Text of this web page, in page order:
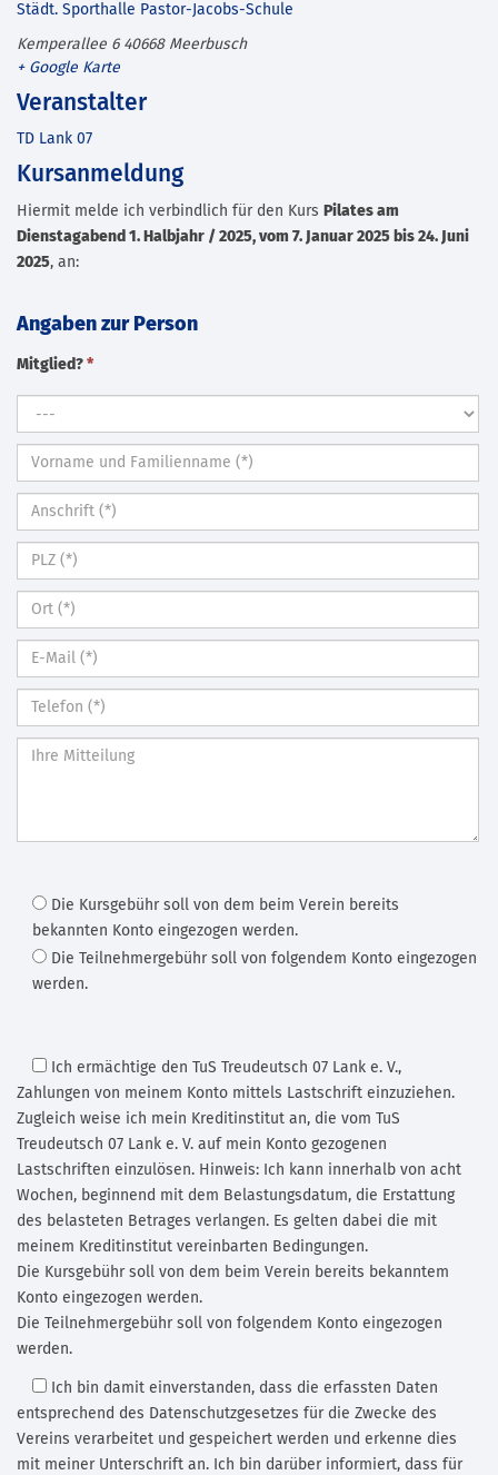
Städt. Sporthalle Pastor-Jacobs-Schule
Kemperallee 6 40668 Meerbusch
+ Google Karte
Veranstalter
TD Lank 07
Kursanmeldung
Hiermit melde ich verbindlich für den Kurs Pilates am
Dienstagabend 1. Halbjahr / 2025, vom 7. Januar 2025 bis 24. Juni
2025, an:
Angaben zur Person
Mitglied? *
Die Kursgebühr soll von dem beim Verein bereits
bekannten Konto eingezogen werden.
Die Teilnehmergebühr soll von folgendem Konto eingezogen
werden.
Ich ermächtige den TuS Treudeutsch 07 Lank e. V.,
Zahlungen von meinem Konto mittels Lastschrift einzuziehen.
Zugleich weise ich mein Kreditinstitut an, die vom TuS
Treudeutsch 07 Lank e. V. auf mein Konto gezogenen
Lastschriften einzulösen. Hinweis: Ich kann innerhalb von acht
Wochen, beginnend mit dem Belastungsdatum, die Erstattung
des belasteten Betrages verlangen. Es gelten dabei die mit
meinem Kreditinstitut vereinbarten Bedingungen.
Die Kursgebühr soll von dem beim Verein bereits bekanntem
Konto eingezogen werden.
Die Teilnehmergebühr soll von folgendem Konto eingezogen
werden.
Ich bin damit einverstanden, dass die erfassten Daten
entsprechend des Datenschutzgesetzes für die Zwecke des
Vereins verarbeitet und gespeichert werden und erkenne dies
mit meiner Unterschrift an. Ich bin darüber informiert, dass für